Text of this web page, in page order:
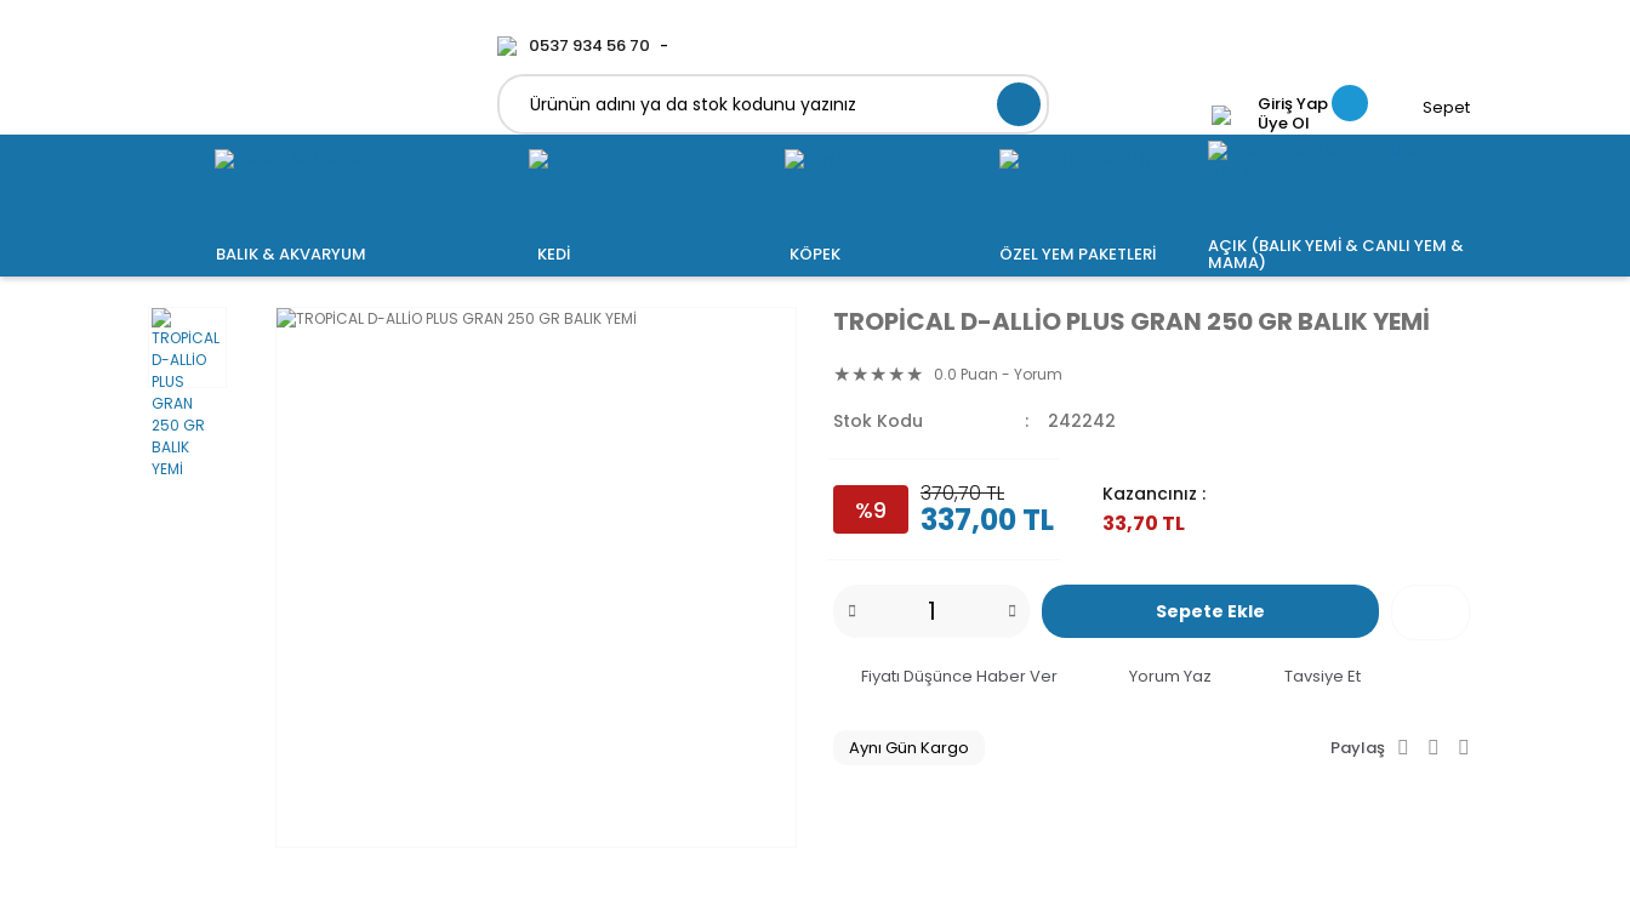
0537 934 56 70
Giriş Yap
Üye Ol
Sepet
BALIK & AKVARYUM KEDİ KÖPEK ÖZEL YEM PAKETLERİ AÇIK (BALIK YEMİ & CANLI YEM &
MAMA)
TROPİCAL D-ALLİO PLUS GRAN 250 GR BALIK YEMİ
0.0 Puan - Yorum
Stok Kodu 242242
%9
370,70 TL
337,00 TL
Kazancınız :
33,70 TL
Sepete Ekle
Fiyatı Düşünce Haber Ver Yorum Yaz Tavsiye Et
Aynı Gün Kargo Paylaş